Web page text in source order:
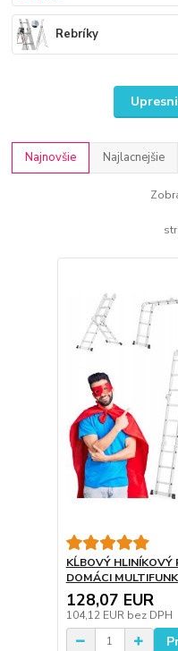
Rebríky
Najnovšie Najlacnejšie
KĹBOVÝ HLINÍKOVÝ
DOMÁCI
128,07 EUR
104,12 EUR bez DPH